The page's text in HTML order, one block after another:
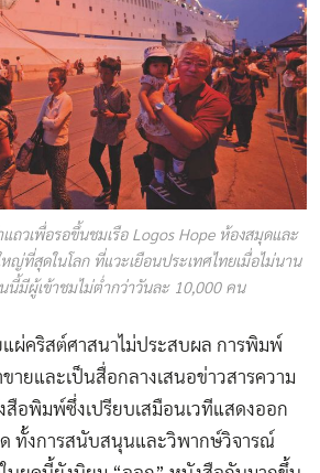
ถวเพื่อรอขึ้นชมเรือ Logos Hope ห้องสมุดและ
ญ่ที่สุดในโลก ที่แวะเยือนประเทศไทยเมื่อไม่นาน
นี้มีผู้เข้าชมไม่ตํ่ากว่าวันละ 10,000 คน
แผ่คริสต์ศาสนาไม่ประสบผล การพิมพ์
ายและเป็นสื่อกลางเสนอข่าวสารความ
สือพิมพ์ซึ่งเปรียบเสมือนเวทีแสดงออก
ด ทั้งการสนับสนุนและวิพากษ์วิจารณ์